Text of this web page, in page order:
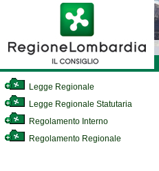
Legge Regionale
Legge Regionale Statutaria
Regolamento Interno
Regolamento Regionale